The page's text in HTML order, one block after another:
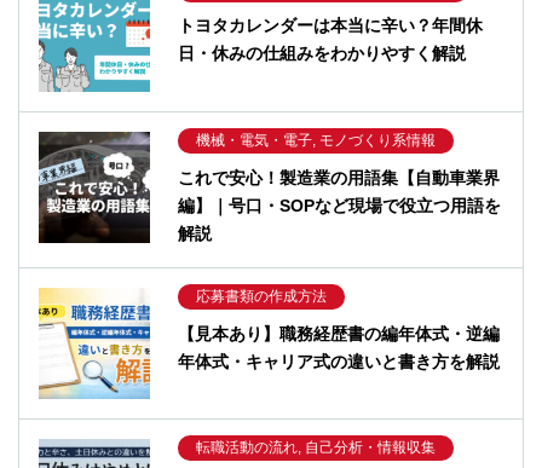
トヨタカレンダーは本当に辛い？年間休
日・休みの仕組みをわかりやすく解説
機械・電気・電子, モノづくり系情報
これで安心！製造業の用語集【自動車業界
編】｜号口・SOPなど現場で役立つ用語を
解説
応募書類の作成方法
【見本あり】職務経歴書の編年体式・逆編
年体式・キャリア式の違いと書き方を解説
転職活動の流れ, 自己分析・情報収集